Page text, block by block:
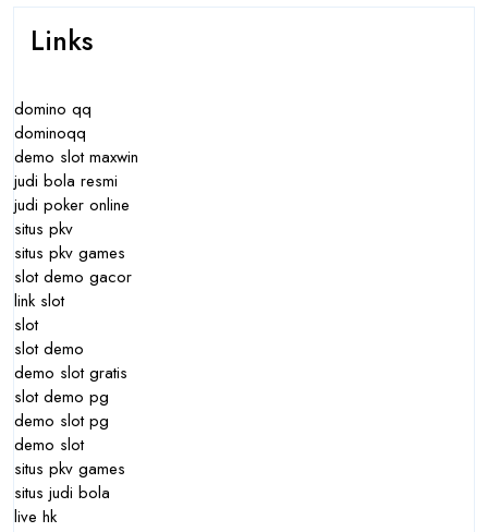
Links
domino qq
dominoqq
demo slot maxwin
judi bola resmi
judi poker online
situs pkv
situs pkv games
slot demo gacor
link slot
slot
slot demo
demo slot gratis
slot demo pg
demo slot pg
demo slot
situs pkv games
situs judi bola
live hk